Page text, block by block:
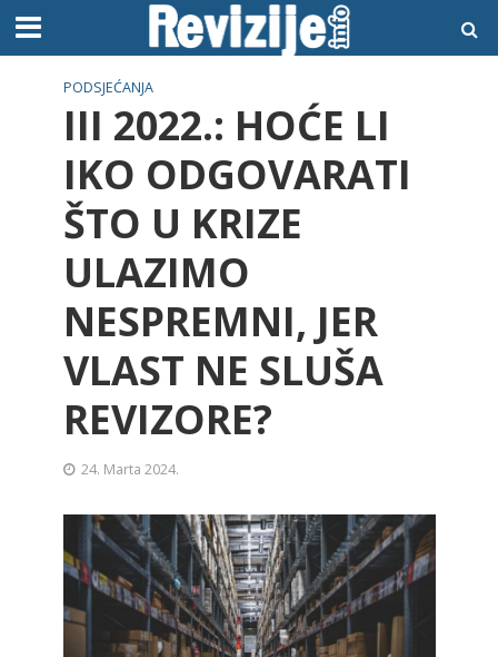
PODSJEĆANJA
III 2022.: HOĆE LI
IKO ODGOVARATI
ŠTO U KRIZE
ULAZIMO
NESPREMNI, JER
VLAST NE SLUŠA
REVIZORE?
24. Marta 2024.